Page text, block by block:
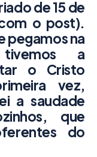
de 15 de
o post).
pegamos na
a
o Cristo
vez,
a saudade
que
do